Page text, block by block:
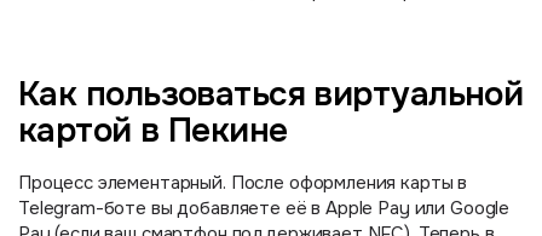
Как пользоваться виртуальной
картой в Пекине
Процесс элементарный. После оформления карты в
Telegram-боте вы добавляете её в Apple Pay или Google